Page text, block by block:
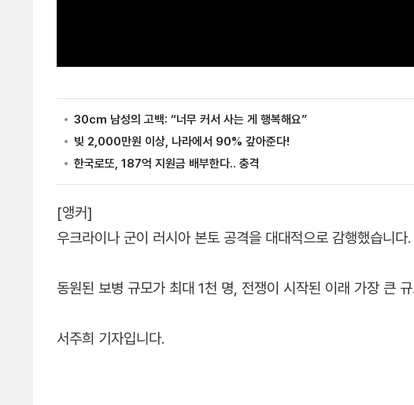
[앵커]
우크라이나 군이 러시아 본토 공격을 대대적으로 감행했습니다.
동원된 보병 규모가 최대 1천 명, 전쟁이 시작된 이래 가장 큰
서주희 기자입니다.